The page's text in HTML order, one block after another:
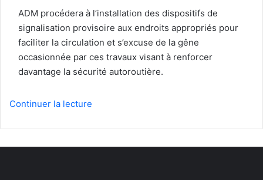
ADM procédera à l’installation des dispositifs de
signalisation provisoire aux endroits appropriés pour
faciliter la circulation et s’excuse de la gêne
occasionnée par ces travaux visant à renforcer
davantage la sécurité autoroutière.
Continuer la lecture